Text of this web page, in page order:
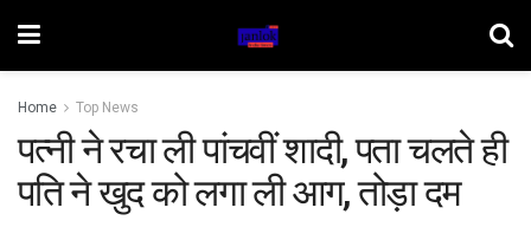
Home Top News
पत्नी ने रचा ली पांचवीं शादी, पता चलते ही
पति ने खुद को लगा ली आग, तोड़ा दम